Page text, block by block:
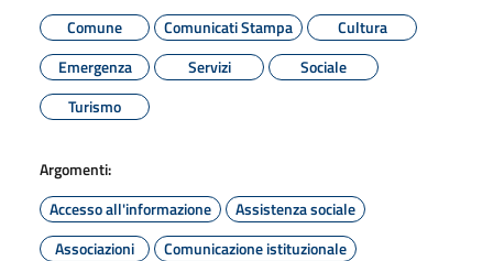
Comune
Comunicati Stampa
Cultura
Emergenza
Servizi
Sociale
Turismo
Argomenti:
Accesso all'informazione
Assistenza sociale
Associazioni
Comunicazione istituzionale